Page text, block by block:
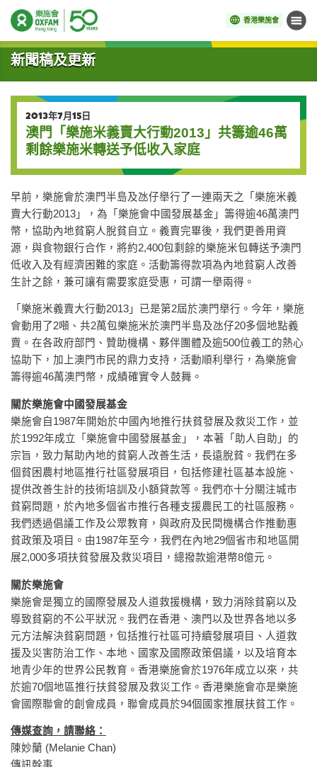
香港樂施會 目錄
開始主要內容
新聞稿及更新
2013年7月15日
澳門「樂施米義賣大行動2013」共籌逾46萬
剩餘樂施米轉送予低收入家庭
早前，樂施會於澳門半島及氹仔舉行了一連兩天之「樂施米義
賣大行動2013」，為「樂施會中國發展基金」籌得逾46萬澳門
幣，協助內地貧窮人脫貧自立。義賣完畢後，我們更善用資
源，與食物銀行合作，將約2,400包剩餘的樂施米包轉送予澳門
低收入及有經濟困難的家庭。活動籌得款項為內地貧窮人改善
生計之餘，兼可讓有需要家庭受惠，可謂一舉兩得。
「樂施米義賣大行動2013」已是第2屆於澳門舉行。今年，樂施
會動用了2噸、共2萬包樂施米於澳門半島及氹仔20多個地點義
賣。在各政府部門、贊助機構、夥伴團體及逾500位義工的熱心
協助下，加上澳門市民的鼎力支持，活動順利舉行，為樂施會
籌得逾46萬澳門幣，成績確實令人鼓舞。
關於樂施會中國發展基金
樂施會自1987年開始於中國內地推行扶貧發展及救災工作，並
於1992年成立「樂施會中國發展基金」，本著「助人自助」的
宗旨，致力幫助內地的貧窮人改善生活，長遠脫貧。我們在多
個貧困農村地區推行社區發展項目，包括修建社區基本設施、
提供改善生計的技術培訓及小額貸款等。我們亦十分關注城市
貧窮問題，於內地多個省市推行各種支援農民工的社區服務。
我們透過倡議工作及公眾教育，與政府及民間機構合作推動惠
貧政策及項目。由1987年至今，我們在內地29個省市和地區開
展2,000多項扶貧發展及救災項目，總撥款逾港幣8億元。
關於樂施會
樂施會是獨立的國際發展及人道救援機構，致力消除貧窮以及
導致貧窮的不公平狀況。我們在香港、澳門以及世界各地以多
元方法解決貧窮問題，包括推行社區可持續發展項目、人道救
援及災害防治工作、本地、國家及國際政策倡議，以及培育本
地青少年的世界公民教育。香港樂施會於1976年成立以來，共
於逾70個地區推行扶貧發展及救災工作。香港樂施會亦是樂施
會國際聯會的創會成員，聯會成員於94個國家推展扶貧工作。
傳媒查詢，請聯絡：
陳妙蘭 (Melanie Chan)